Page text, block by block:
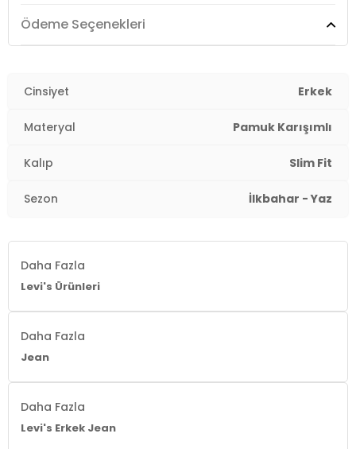
3DE1A20810028.07
Ödeme Seçenekleri
Cinsiyet Erkek
Materyal Pamuk Karışımlı
Kalıp Slim Fit
Sezon İlkbahar - Yaz
Daha Fazla
Levi's Ürünleri
Daha Fazla
Jean
Daha Fazla
Levi's Erkek Jean